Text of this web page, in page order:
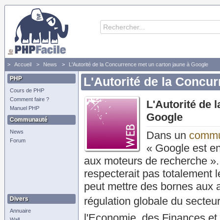
Accueil News L'Autorité de la Concurrence met un carton jaune à Google
PHP
Cours de PHP
Comment faire ?
Manuel PHP
Communauté
News
Forum
Divers
Annuaire
L'Autorité de la
L'Autorité de
Google
Dans un
« Google est
aux moteurs de recherche
respecterait pas totalement
peut mettre des bornes aux
régulation globale du